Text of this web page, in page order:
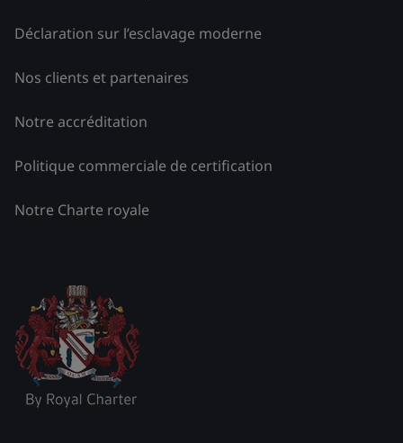
Déclaration sur l’esclavage moderne
Nos clients et partenaires
Notre accréditation
Politique commerciale de certification
Notre Charte royale